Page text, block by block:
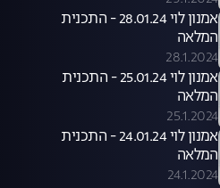
אמנון לוי 28.01.24 - התכנית
המלאה
28.1.2024
אמנון לוי 25.01.24 - התכנית
המלאה
25.1.2024
אמנון לוי 24.01.24 - התכנית
המלאה
24.1.2024